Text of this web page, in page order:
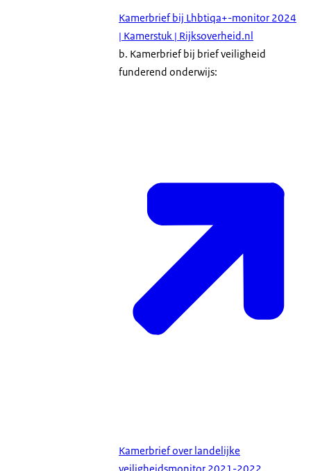
Kamerbrief bij Lhbtiqa+-monitor 2024
| Kamerstuk | Rijksoverheid.nl
b. Kamerbrief bij brief veiligheid
funderend onderwijs:
Kamerbrief over landelijke